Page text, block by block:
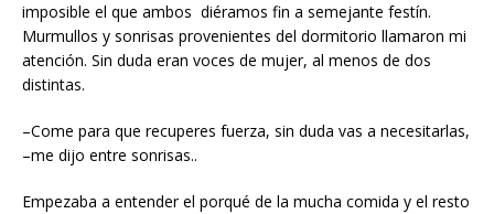
imposible el que ambos diéramos fin a semejante festín.
Murmullos y sonrisas provenientes del dormitorio llamaron mi
atención. Sin duda eran voces de mujer, al menos de dos
distintas.
–Come para que recuperes fuerza, sin duda vas a necesitarlas,
–me dijo entre sonrisas..
Empezaba a entender el porqué de la mucha comida y el resto